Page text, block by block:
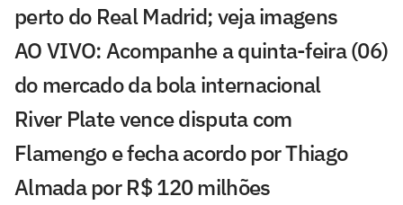
perto do Real Madrid; veja imagens
AO VIVO: Acompanhe a quinta-feira (06)
do mercado da bola internacional
River Plate vence disputa com
Flamengo e fecha acordo por Thiago
Almada por R$ 120 milhões